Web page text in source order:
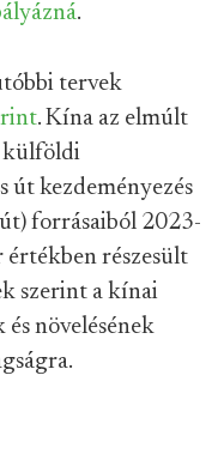
.
tervek
. Kína az elmúlt
külföldi
út kezdeményezés
forrásaiból 2023-
részesült
szerint a kínai
növelésének